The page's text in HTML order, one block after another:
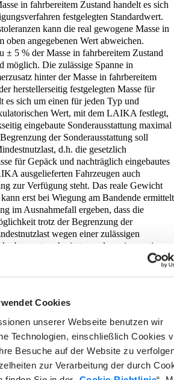
Cookies
unserer Webseite benutzen wir
Technologien, einschließlich Cookies
Besuche auf der Website zu
zur Verarbeitung der durch
in fahrbereitem Zustand handelt es sich
festgelegten Standardwert.
kann die real gewogene Masse in
oben angegebenen Wert abweichen.
± 5 % der Masse in fahrbereitem Zustand
möglich. Die zulässige Spanne in
hinter der Masse in fahrbereitem
herstellerseitig festgelegten Masse für
es sich um einen für jeden Typ und
Wert, mit dem LAIKA festlegt,
eingebaute Sonderausstattung maximal
der Sonderausstattung soll
d.h. die gesetzlich
für Gepäck und nachträglich eingebautes
ausgelieferten Fahrzeugen auch
zur Verfügung steht. Das reale Gewicht
erst bei Wiegung am Bandende ermittelt
im Ausnahmefall ergeben, dass die
trotz der Begrenzung der
wegen einer zulässigen
oben unterschreitet, werden wir vor einer
gemeinsam mit Ihrem Handelspartner und
das Fahrzeug auflasten, Sitzplätze
herausnehmen. Die technisch
Fahrzeugs sowie die technisch zulässige
dürfen nicht überschritten werden.
HYMER GROUP